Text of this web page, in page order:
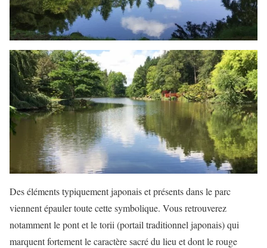
Des éléments typiquement japonais et présents dans le parc
viennent épauler toute cette symbolique. Vous retrouverez
notamment le pont et le torii (portail traditionnel japonais) qui
marquent fortement le caractère sacré du lieu et dont le rouge